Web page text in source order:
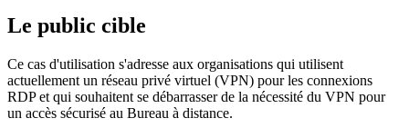
Le public cible
Ce cas d'utilisation s'adresse aux organisations qui utilisent
actuellement un réseau privé virtuel (VPN) pour les connexions
RDP et qui souhaitent se débarrasser de la nécessité du VPN pour
un accès sécurisé au Bureau à distance.